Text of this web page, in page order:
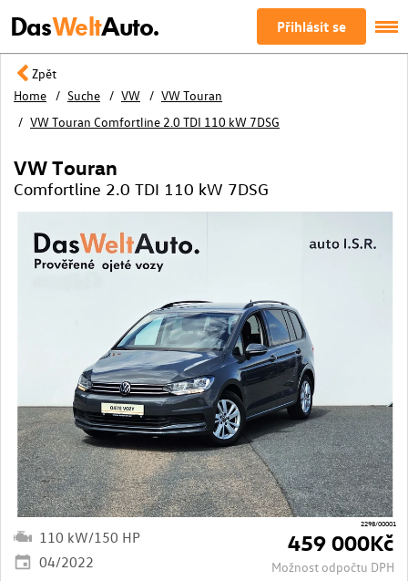
DasWeltAuto. Přihlásit se
Zpět
Home
Suche VW
VW Touran
VW Touran Comfortline 2.0 TDI 110 kW 7DSG
2298/00001
VW Touran
Comfortline 2.0 TDI 110 kW 7DSG
110 kW/150 HP
04/2022
459 000Kč
Možnost odpočtu DPH